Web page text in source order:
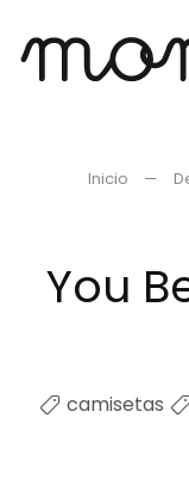
Ir
Inicio
You
camisetas